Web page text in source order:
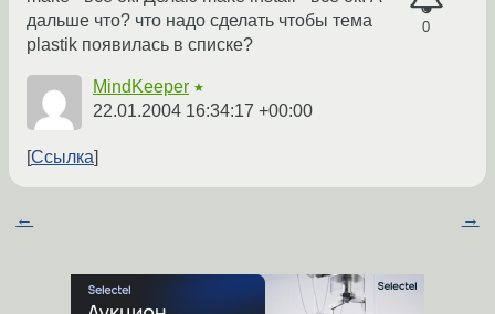
0
дальше что? что надо сделать чтобы тема
plastik появилась в списке?
MindKeeper ★
22.01.2004 16:34:17 +00:00
Ссылка
← →